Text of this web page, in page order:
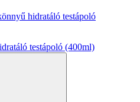
testápoló (400ml)